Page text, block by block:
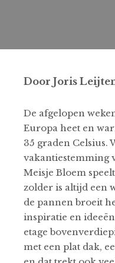
Door Joris
De afgelopen
Europa heet en
35 graden Celsius.
vakantiestemming
Meisje Bloem
zolder is altijd een
de pannen broeit
inspiratie en
etage
met een plat dak,